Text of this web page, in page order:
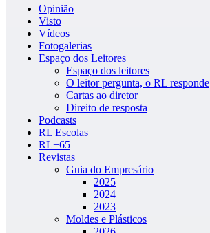
Opinião
Visto
Vídeos
Fotogalerias
Espaço dos Leitores
Espaço dos leitores
O leitor pergunta, o RL responde
Cartas ao diretor
Direito de resposta
Podcasts
RL Escolas
RL+65
Revistas
Guia do Empresário
2025
2024
2023
Moldes e Plásticos